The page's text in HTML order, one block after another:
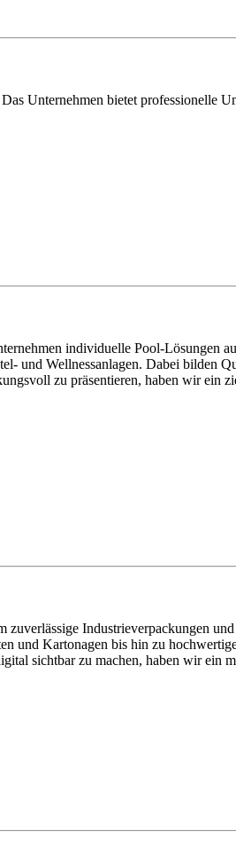
Unternehmen bietet professionelle
individuelle Pool-Lösungen
und Wellnessanlagen. Dabei bilden
zu präsentieren, haben wir ein
Industrieverpackungen
und Kartonagen bis hin zu
sichtbar zu machen, haben wir ein